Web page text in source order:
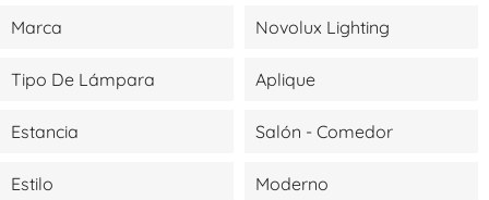
Marca Novolux Lighting
Tipo De Lámpara Aplique
Estancia Salón - Comedor
Estilo Moderno